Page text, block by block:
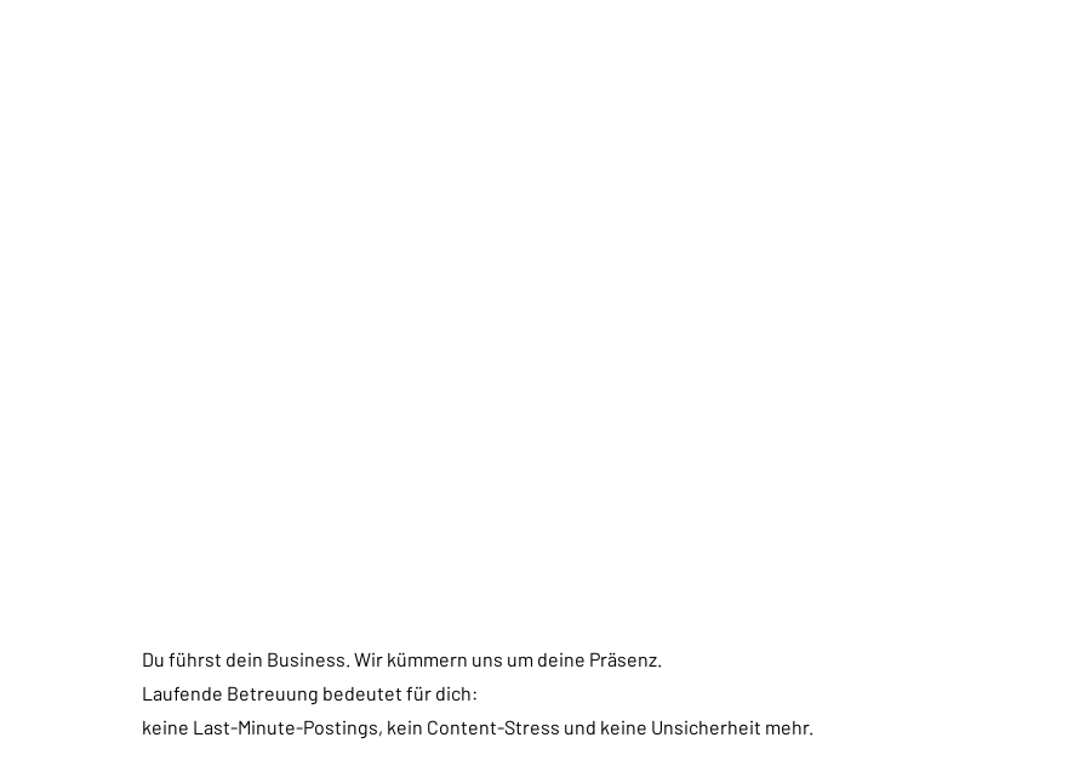
Du führst dein Business. Wir kümmern uns um deine Präsenz.
Laufende Betreuung bedeutet für dich:
keine Last-Minute-Postings, kein Content-Stress und keine Unsicherheit mehr.